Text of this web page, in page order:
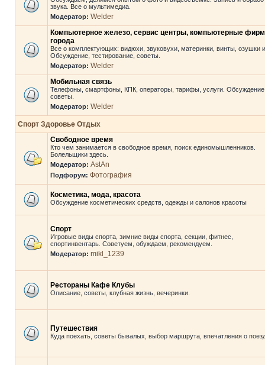
звука. Все о мультимедиа.
Модератор: Welder
Компьютерное железо, сервис центры, компьютерные
города
Все о комплектующих: видюхи, звуковухи, материнки, винты, озушки
Обсуждение, тестирование, советы.
Модератор: Welder
Мобильная связь
Телефоны, смартфоны, КПК, операторы, тарифы, услуги.
советы.
Модератор: Welder
Спорт Здоровье Отдых
Свободное время
Кто чем занимается в свободное время, поиск единомышленников.
Болельщики здесь.
Модератор: AstAn
Подфорум: Фотография
Косметика, мода, красота
Обсуждение косметических средств, одежды и салонов красоты
Спорт
Игровые виды спорта, зимние виды спорта, секции, фитнес,
спортинвентарь. Советуем, обуждаем, рекомендуем.
Модератор: mikl_1239
Рестораны Кафе Клубы
Описание, советы, клубная жизнь, вечеринки.
Путешествия
Куда поехать, советы бывалых, выбор маршрута, впечатления о